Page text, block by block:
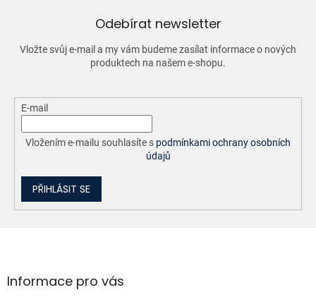
Odebírat newsletter
Vložte svůj e-mail a my vám budeme zasílat informace o nových
produktech na našem e-shopu.
E-mail
Vložením e-mailu souhlasíte s podmínkami ochrany osobních
údajů
PŘIHLÁSIT SE
aInformace pro vás